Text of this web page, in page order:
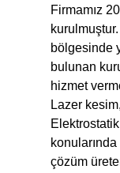
Firmamız
bölgesinde
bulunan
hizmet
Lazer
çözüm